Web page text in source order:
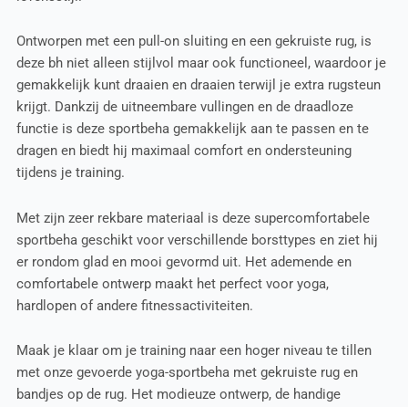
Ontworpen met een pull-on sluiting en een gekruiste rug, is
deze bh niet alleen stijlvol maar ook functioneel, waardoor je
gemakkelijk kunt draaien en draaien terwijl je extra rugsteun
krijgt. Dankzij de uitneembare vullingen en de draadloze
functie is deze sportbeha gemakkelijk aan te passen en te
dragen en biedt hij maximaal comfort en ondersteuning
tijdens je training.
Met zijn zeer rekbare materiaal is deze supercomfortabele
sportbeha geschikt voor verschillende borsttypes en ziet hij
er rondom glad en mooi gevormd uit. Het ademende en
comfortabele ontwerp maakt het perfect voor yoga,
hardlopen of andere fitnessactiviteiten.
Maak je klaar om je training naar een hoger niveau te tillen
met onze gevoerde yoga-sportbeha met gekruiste rug en
bandjes op de rug. Het modieuze ontwerp, de handige